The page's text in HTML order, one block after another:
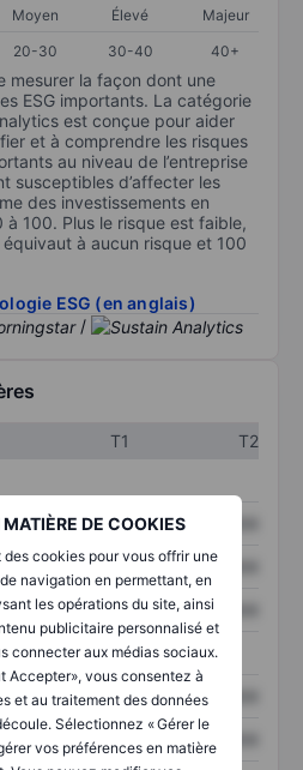
DE COOKIES
cookies pour vous offrir une
navigation en permettant, en
les opérations du site, ainsi
publicitaire personnalisé et
connecter aux médias sociaux.
Accepter», vous consentez à
et au traitement des données
Sélectionnez « Gérer le
vos préférences en matière
Moyen Élevé
Majeur
20-30 30-40 40+
mesurer la façon dont une
ESG importants. La catégorie
est conçue pour aider
et à comprendre les risques
au niveau de l’entreprise
susceptibles d’affecter les
des investissements en
à 100. Plus le risque est faible,
à aucun risque et 100
ESG (en anglais)
/
T1
T2
XXXXXXX XXXXXXX
XXXXXXX XXXXXXX
XXXXXXX XXXXXXX
XXXXXXX XXXXXXX
XXXXXXX XXXXXXX